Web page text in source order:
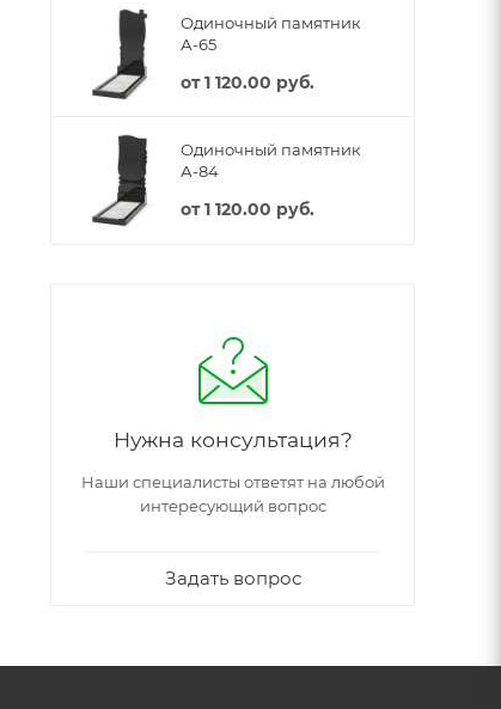
Одиночный памятник
А-65
от1 120.00 руб.
Одиночный памятник
А-84
от1 120.00 руб.
Нужна консультация?
Наши специалисты ответят на любой
интересующий вопрос
Задать вопрос